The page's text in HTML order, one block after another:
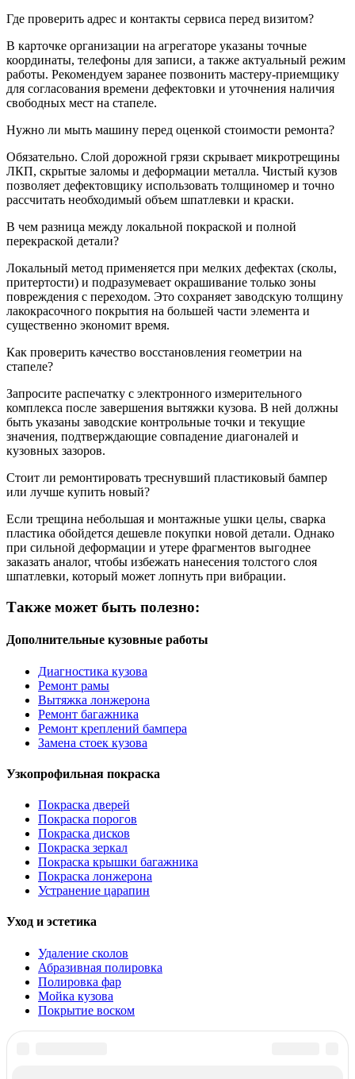
Где проверить адрес и контакты сервиса перед визитом?
В карточке организации на агрегаторе указаны точные
координаты, телефоны для записи, а также актуальный режим
работы. Рекомендуем заранее позвонить мастеру-приемщику
для согласования времени дефектовки и уточнения наличия
свободных мест на стапеле.
Нужно ли мыть машину перед оценкой стоимости ремонта?
Обязательно. Слой дорожной грязи скрывает микротрещины
ЛКП, скрытые заломы и деформации металла. Чистый кузов
позволяет дефектовщику использовать толщиномер и точно
рассчитать необходимый объем шпатлевки и краски.
В чем разница между локальной покраской и полной
перекраской детали?
Локальный метод применяется при мелких дефектах (сколы,
притертости) и подразумевает окрашивание только зоны
повреждения с переходом. Это сохраняет заводскую толщину
лакокрасочного покрытия на большей части элемента и
существенно экономит время.
Как проверить качество восстановления геометрии на
стапеле?
Запросите распечатку с электронного измерительного
комплекса после завершения вытяжки кузова. В ней должны
быть указаны заводские контрольные точки и текущие
значения, подтверждающие совпадение диагоналей и
кузовных зазоров.
Стоит ли ремонтировать треснувший пластиковый бампер
или лучше купить новый?
Если трещина небольшая и монтажные ушки целы, сварка
пластика обойдется дешевле покупки новой детали. Однако
при сильной деформации и утере фрагментов выгоднее
заказать аналог, чтобы избежать нанесения толстого слоя
шпатлевки, который может лопнуть при вибрации.
Также может быть полезно:
Дополнительные кузовные работы
Диагностика кузова
Ремонт рамы
Вытяжка лонжерона
Ремонт багажника
Ремонт креплений бампера
Замена стоек кузова
Узкопрофильная покраска
Покраска дверей
Покраска порогов
Покраска дисков
Покраска зеркал
Покраска крышки багажника
Покраска лонжерона
Устранение царапин
Уход и эстетика
Удаление сколов
Абразивная полировка
Полировка фар
Мойка кузова
Покрытие воском
Реклама на сайте